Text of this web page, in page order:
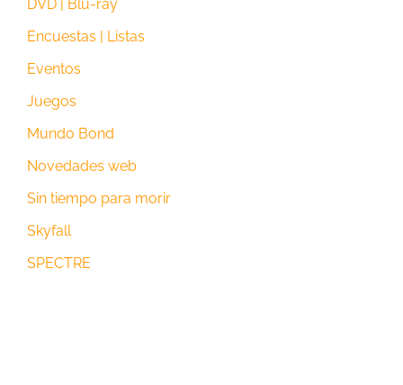
DVD | Blu-ray
Encuestas | Listas
Eventos
Juegos
Mundo Bond
Novedades web
Sin tiempo para morir
Skyfall
SPECTRE